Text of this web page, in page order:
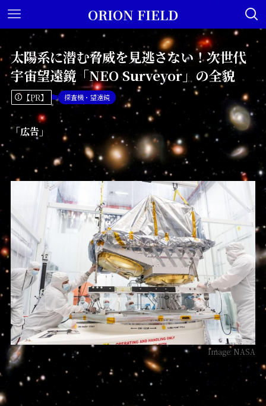
ORION FIELD
太陽系に潜む脅威を見逃さない！次世代
宇宙望遠鏡「NEO Surveyor」の全貌
【PR】 探査機・望遠鏡
「広告」
Image: NASA